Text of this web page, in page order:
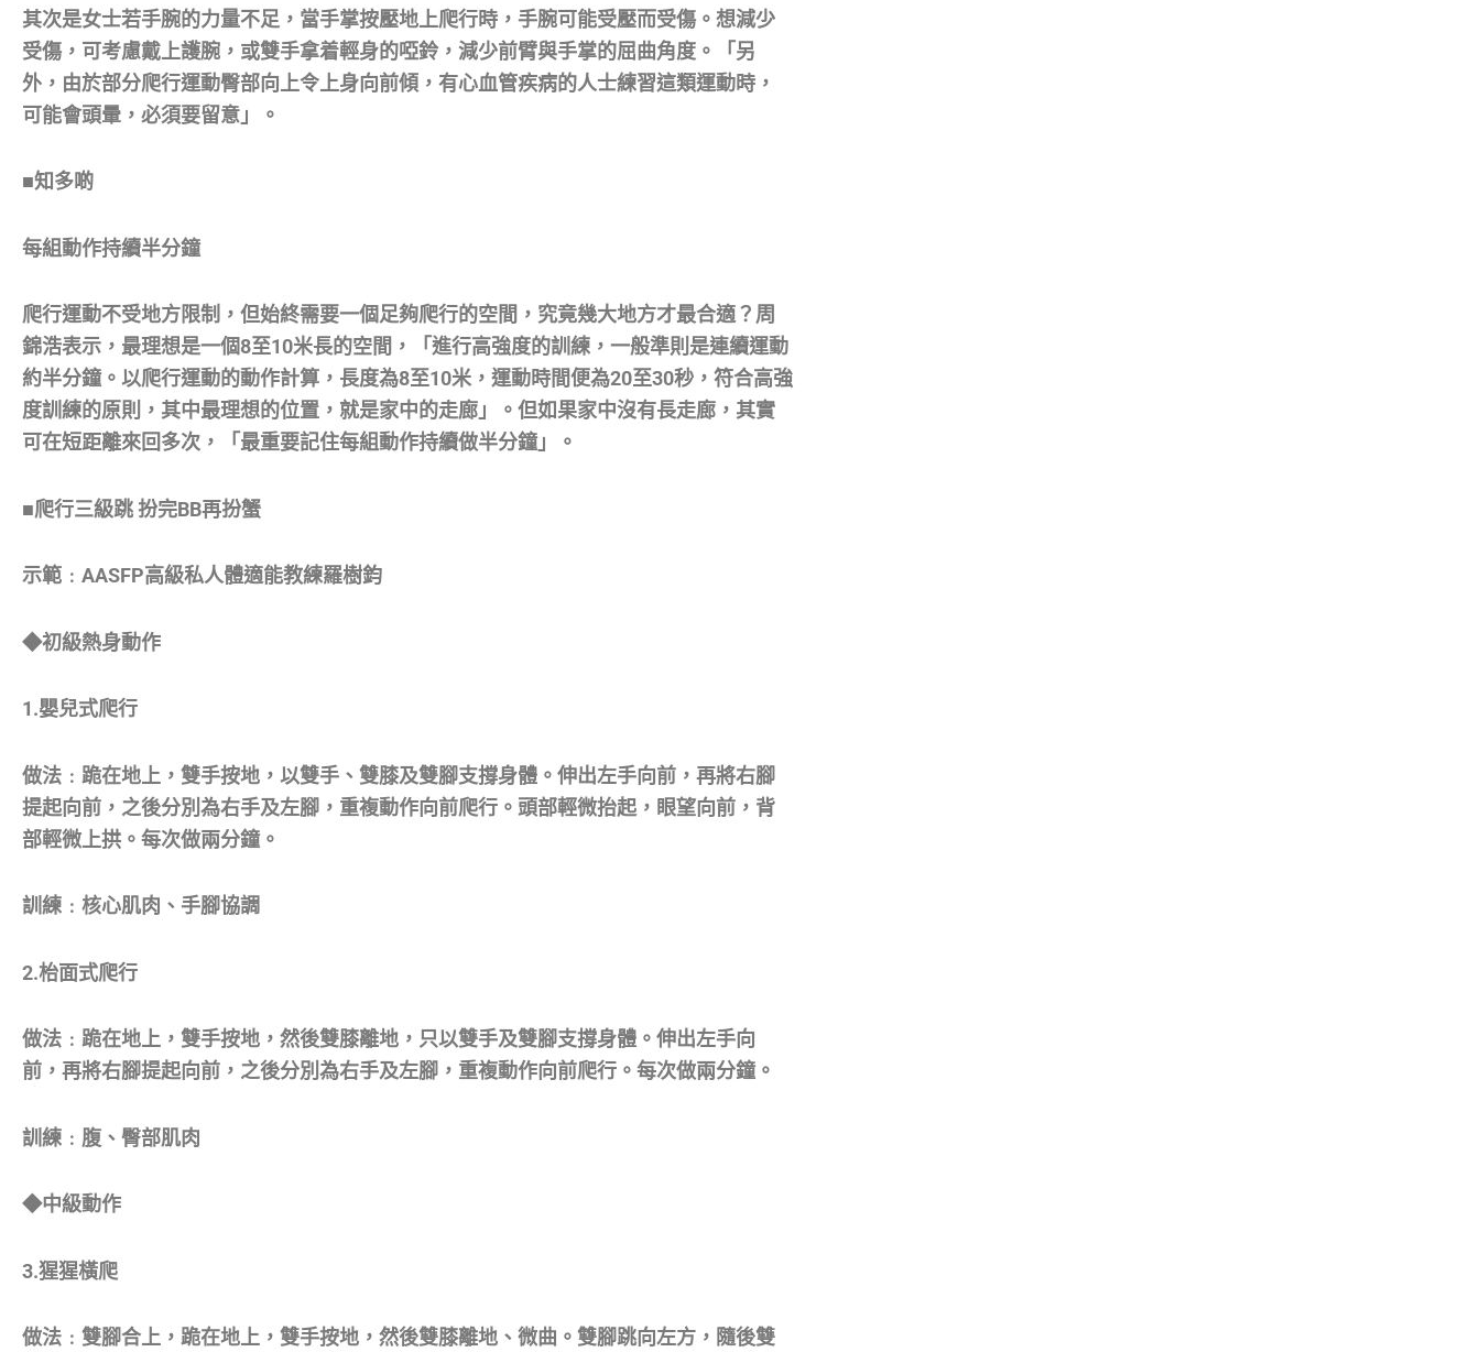
其次是女士若手腕的力量不足，當手掌按壓地上爬行時，手腕可能受壓而受傷。想減少
受傷，可考慮戴上護腕，或雙手拿着輕身的啞鈴，減少前臂與手掌的屈曲角度。「另
外，由於部分爬行運動臀部向上令上身向前傾，有心血管疾病的人士練習這類運動時，
可能會頭暈，必須要留意」。
■知多啲
每組動作持續半分鐘
爬行運動不受地方限制，但始終需要一個足夠爬行的空間，究竟幾大地方才最合適？周
錦浩表示，最理想是一個8至10米長的空間，「進行高強度的訓練，一般準則是連續運動
約半分鐘。以爬行運動的動作計算，長度為8至10米，運動時間便為20至30秒，符合高強
度訓練的原則，其中最理想的位置，就是家中的走廊」。但如果家中沒有長走廊，其實
可在短距離來回多次，「最重要記住每組動作持續做半分鐘」。
■爬行三級跳 扮完BB再扮蟹
示範﹕AASFP高級私人體適能教練羅樹鈞
◆初級熱身動作
1.嬰兒式爬行
做法﹕跪在地上，雙手按地，以雙手、雙膝及雙腳支撐身體。伸出左手向前，再將右腳
提起向前，之後分別為右手及左腳，重複動作向前爬行。頭部輕微抬起，眼望向前，背
部輕微上拱。每次做兩分鐘。
訓練﹕核心肌肉、手腳協調
2.枱面式爬行
做法﹕跪在地上，雙手按地，然後雙膝離地，只以雙手及雙腳支撐身體。伸出左手向
前，再將右腳提起向前，之後分別為右手及左腳，重複動作向前爬行。每次做兩分鐘。
訓練﹕腹、臀部肌肉
◆中級動作
3.猩猩橫爬
做法﹕雙腳合上，跪在地上，雙手按地，然後雙膝離地、微曲。雙腳跳向左方，隨後雙